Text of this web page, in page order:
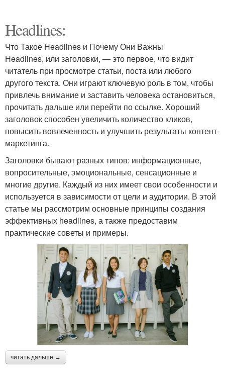
Headlines:
Что Такое Headlines и Почему Они Важны
Headlines, или заголовки, — это первое, что видит
читатель при просмотре статьи, поста или любого
другого текста. Они играют ключевую роль в том, чтобы
привлечь внимание и заставить человека остановиться,
прочитать дальше или перейти по ссылке. Хороший
заголовок способен увеличить количество кликов,
повысить вовлеченность и улучшить результаты контент-
маркетинга.
Заголовки бывают разных типов: информационные,
вопросительные, эмоциональные, сенсационные и
многие другие. Каждый из них имеет свои особенности и
используется в зависимости от цели и аудитории. В этой
статье мы рассмотрим основные принципы создания
эффективных headlines, а также предоставим
практические советы и примеры.
читать дальше →